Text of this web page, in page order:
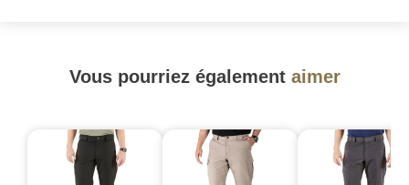
Vous pourriez également aimer